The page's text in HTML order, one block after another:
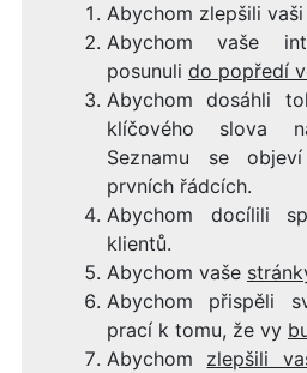
Abychom zlepšili
Abychom vaše
posunuli do popředí
Abychom dosáhli
klíčového slova
Seznamu se
prvních řádcích.
Abychom docílili
klientů.
Abychom vaše
Abychom přispěli
prací k tomu, že vy
Abychom zlepšili